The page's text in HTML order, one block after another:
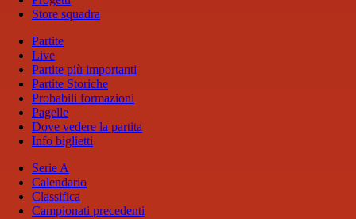
Store squadra
Partite
Live
Partite più importanti
Partite Storiche
Probabili formazioni
Pagelle
Dove vedere la partita
Info biglietti
Serie A
Calendario
Classifica
Campionati precedenti